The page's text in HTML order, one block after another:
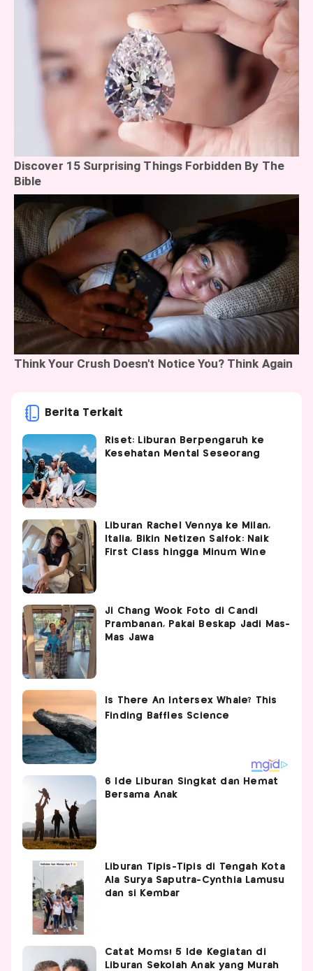
Berita Terkait
Riset: Liburan Berpengaruh ke
Kesehatan Mental Seseorang
Liburan Rachel Vennya ke Milan,
Italia, Bikin Netizen Salfok: Naik
First Class hingga Minum Wine
Ji Chang Wook Foto di Candi
Prambanan, Pakai Beskap Jadi Mas-
Mas Jawa
6 Ide Liburan Singkat dan Hemat
Bersama Anak
Liburan Tipis-Tipis di Tengah Kota
Ala Surya Saputra-Cynthia Lamusu
dan si Kembar
Catat Moms! 5 Ide Kegiatan di
Liburan Sekolah Anak yang Murah